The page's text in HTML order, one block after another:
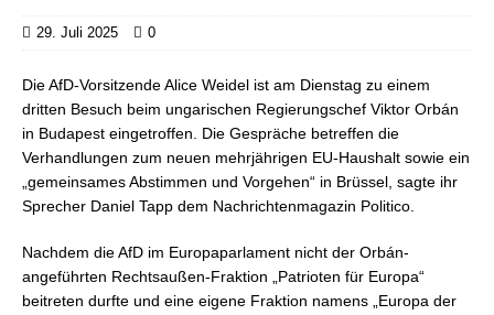
29. Juli 2025 0
Die AfD-Vorsitzende Alice Weidel ist am Dienstag zu einem
dritten Besuch beim ungarischen Regierungschef Viktor Orbán
in Budapest eingetroffen. Die Gespräche betreffen die
Verhandlungen zum neuen mehrjährigen EU-Haushalt sowie ein
„gemeinsames Abstimmen und Vorgehen“ in Brüssel, sagte ihr
Sprecher Daniel Tapp dem Nachrichtenmagazin Politico.
Nachdem die AfD im Europaparlament nicht der Orbán-
angeführten Rechtsaußen-Fraktion „Patrioten für Europa“
beitreten durfte und eine eigene Fraktion namens „Europa der